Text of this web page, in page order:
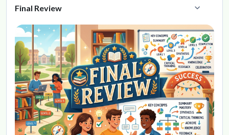
Final Review Collapse